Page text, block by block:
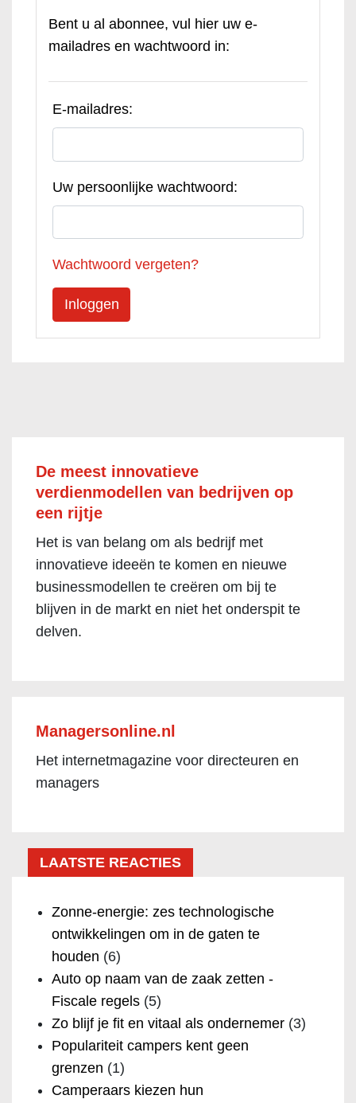
Bent u al abonnee, vul hier uw e-
mailadres en wachtwoord in:
E-mailadres:
Uw persoonlijke wachtwoord:
Wachtwoord vergeten?
De meest innovatieve
verdienmodellen van bedrijven op
een rijtje
Het is van belang om als bedrijf met
innovatieve ideeën te komen en nieuwe
businessmodellen te creëren om bij te
blijven in de markt en niet het onderspit te
delven.
Managersonline.nl
Het internetmagazine voor directeuren en
managers
LAATSTE REACTIES
Zonne-energie: zes technologische
ontwikkelingen om in de gaten te
houden (6)
Auto op naam van de zaak zetten -
Fiscale regels (5)
Zo blijf je fit en vitaal als ondernemer (3)
Populariteit campers kent geen
grenzen (1)
Camperaars kiezen hun